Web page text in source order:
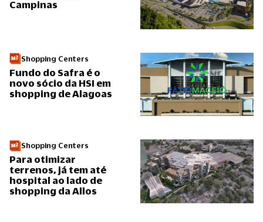
Campinas
Shopping Centers
Fundo do Safra é o
novo sócio da HSI em
shopping de Alagoas
Shopping Centers
Para otimizar
terrenos, já tem até
hospital ao lado de
shopping da Allos